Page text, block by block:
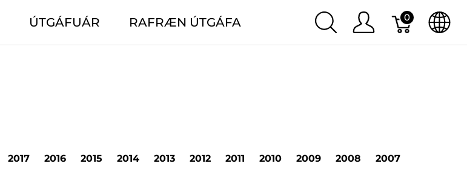
ÚTGÁFUÁR RAFRÆN ÚTGÁFA 0
2017 2016 2015 2014 2013 2012 2011 2010 2009 2008 2007